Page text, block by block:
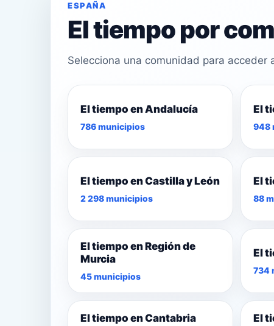
24°
23°
ESPAÑA
El tiempo por
Selecciona una comunidad para acceder
El tiempo en Andalucía
786 municipios
El
948
El tiempo en Castilla y León
2 298 municipios
El
88
El tiempo en Región de
Murcia
45 municipios
El
734
El tiempo en Cantabria El